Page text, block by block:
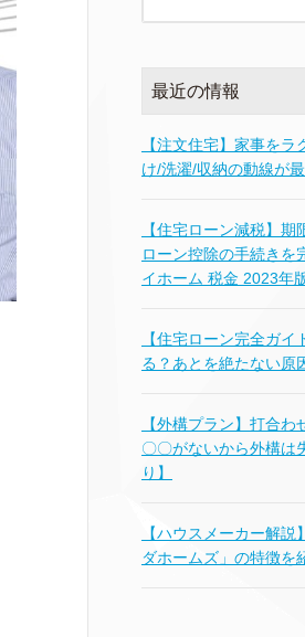
最近の情報
【注文住宅】家事を
け/洗濯/収納の動線が
【住宅ローン減税】
ローン控除の手続きを
イホーム 税金 2023年版
【住宅ローン完全ガ
る？あとを絶たない原
【外構プラン】打合
〇〇がないから外構は
り】
【ハウスメーカー解
ダホームズ」の特徴を